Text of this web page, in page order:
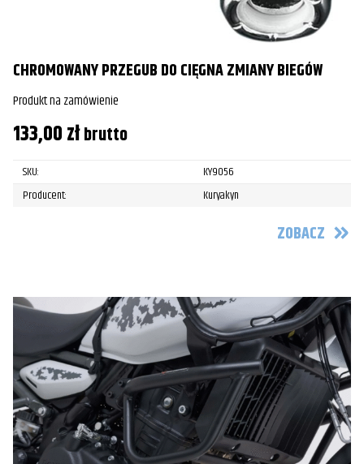
CHROMOWANY PRZEGUB DO CIĘGNA ZMIANY BIEGÓW
Produkt na zamówienie
133,00złbrutto
SKU:
KY9056
Producent:
Kuryakyn
ZOBACZ